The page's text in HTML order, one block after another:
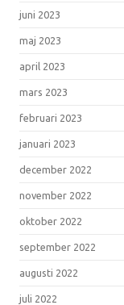
juni 2023
maj 2023
april 2023
mars 2023
februari 2023
januari 2023
december 2022
november 2022
oktober 2022
september 2022
augusti 2022
juli 2022